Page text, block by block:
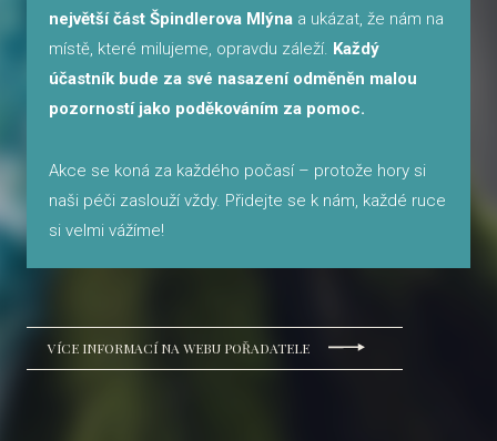
největší část Špindlerova Mlýna a ukázat, že nám na
místě, které milujeme, opravdu záleží. Každý
účastník bude za své nasazení odměněn malou
pozorností jako poděkováním za pomoc.
Akce se koná za každého počasí – protože hory si
naši péči zaslouží vždy. Přidejte se k nám, každé ruce
si velmi vážíme!
VÍCE INFORMACÍ NA WEBU POŘADATELE